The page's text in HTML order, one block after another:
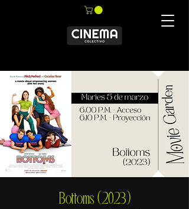
Bottoms (2023)